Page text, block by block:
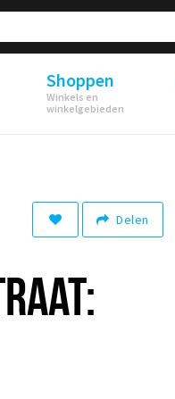
Shoppen
Winkels en
winkelgebieden
Delen